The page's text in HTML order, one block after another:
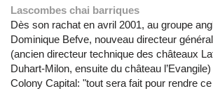
Lascombes chai barriques
Dès son rachat en avril 2001, au groupe
Dominique Befve, nouveau directeur
(ancien directeur technique des châteaux
Duhart-Milon, ensuite du château
Colony Capital: "tout sera fait pour rendre